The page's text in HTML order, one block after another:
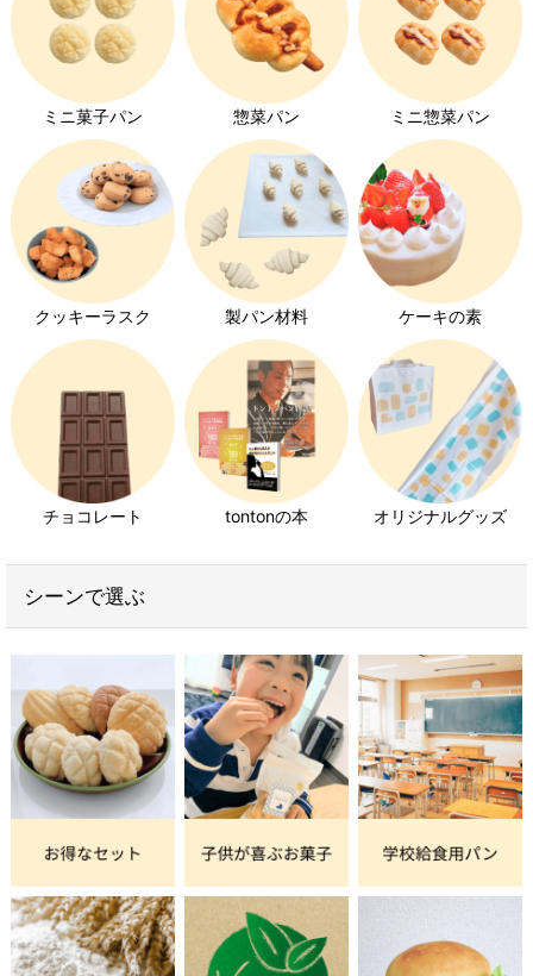
マヨネーズの卵は加熱殺菌されていますが、サルモネ
ラ菌を対象とした低温殺菌のため、卵のアレルゲンが
変化するほどの加熱ではないそうです。
キユーピーマヨネーズの製品情報にも
卵は低温殺菌していますが、アレルゲン性は生
卵と同等とお考えください。
とあります。
なので、「オボムコイド」に反応して「オボアルブミ
ン」は大丈夫な人でも、マヨネーズは避けた方が良い
また、原材料に「卵黄」とだけ書かれている場合で
も、卵白と卵黄を完全に分離させることは難しいた
め、卵白が含まれることになります。
け使用している場合でも、アレルゲン情報に「卵」と
書かれています。
コッペパン特集
クロワッサン特集
キユーピーエッグケア特集
みんなの食卓ロースハム特集
ホイップクリーム特集
チョコレート特集
いちご特集
発芽玄米パン特集
ミニ菓子パン 惣菜パン ミニ惣菜パン
クッキーラスク 製パン材料 ケーキの素
チョコレート tontonの本 オリジナルグッズ
シーンで選ぶ